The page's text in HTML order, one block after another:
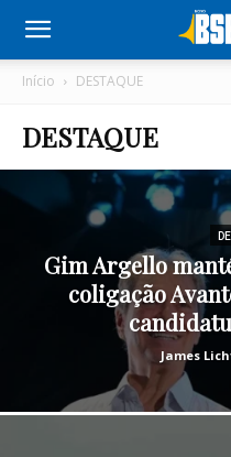
Início DESTAQUE
DESTAQUE
Gim Argello
coligação
James